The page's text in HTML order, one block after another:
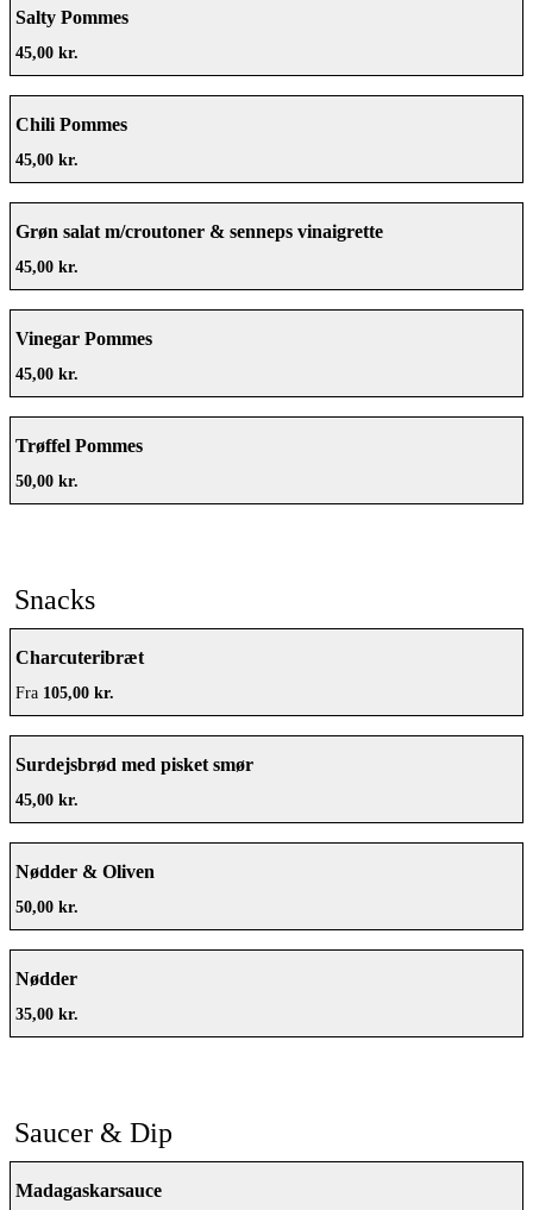
Salty Pommes
45,00 kr.
Chili Pommes
45,00 kr.
Grøn salat m/croutoner & senneps vinaigrette
45,00 kr.
Vinegar Pommes
45,00 kr.
Trøffel Pommes
50,00 kr.
Snacks
Charcuteribræt
Fra 105,00 kr.
Surdejsbrød med pisket smør
45,00 kr.
Nødder & Oliven
50,00 kr.
Nødder
35,00 kr.
Saucer & Dip
Madagaskarsauce